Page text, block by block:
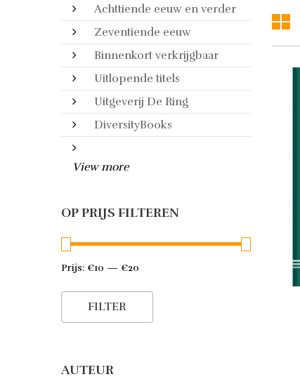
Achttiende eeuw en verder
Zeventiende eeuw
Binnenkort verkrijgbaar
Uitlopende titels
Uitgeverij De Ring
DiversityBooks
View more
OP PRIJS FILTEREN
FILTER
Prijs: €10 — €20
AUTEUR